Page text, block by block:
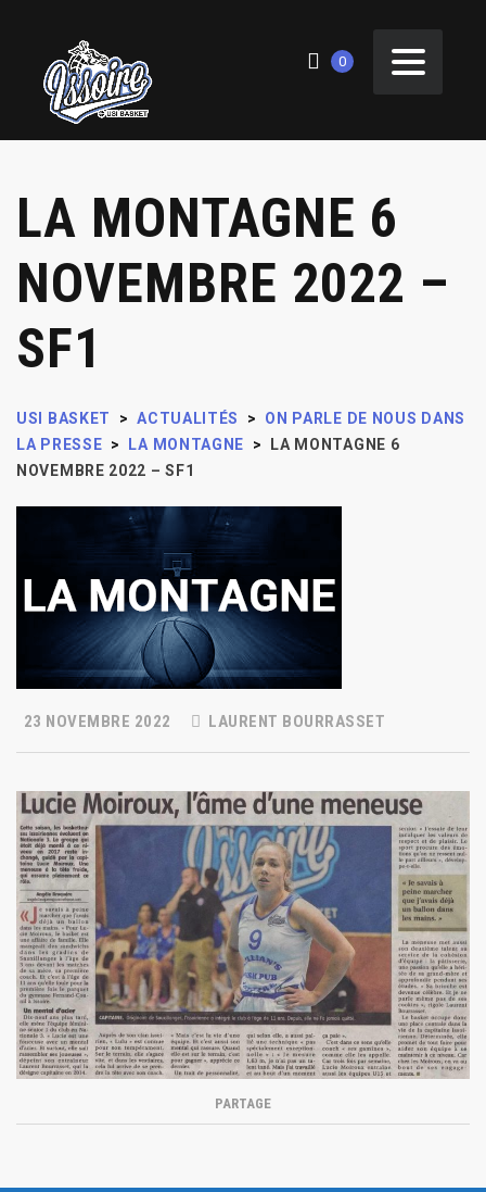
0
LA MONTAGNE 6
NOVEMBRE 2022 –
SF1
USI BASKET > ACTUALITÉS >
ON PARLE DE NOUS DANS
LA PRESSE > LA MONTAGNE >
LA MONTAGNE 6
NOVEMBRE 2022 – SF1
23 NOVEMBRE 2022 LAURENT BOURRASSET
PARTAGE